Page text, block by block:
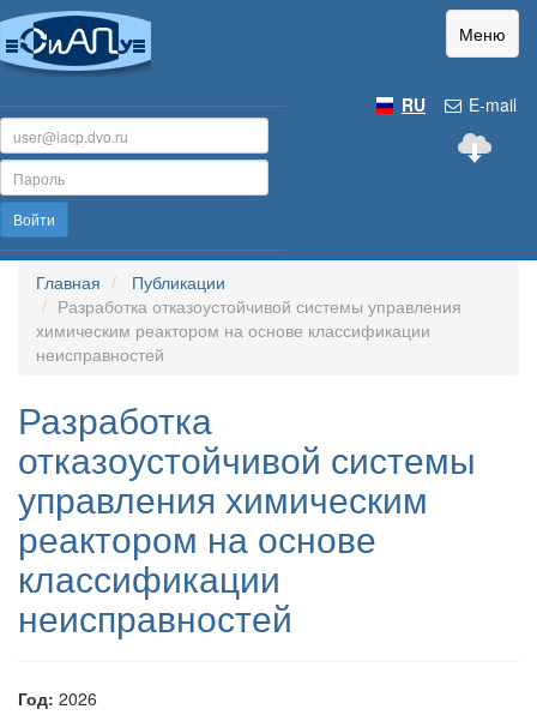
Меню
E-mail
RU
Войти
Главная
Публикации
Разработка отказоустойчивой системы управления
химическим реактором на основе классификации
неисправностей
Разработка
отказоустойчивой системы
управления химическим
реактором на основе
классификации
неисправностей
Год: 2026